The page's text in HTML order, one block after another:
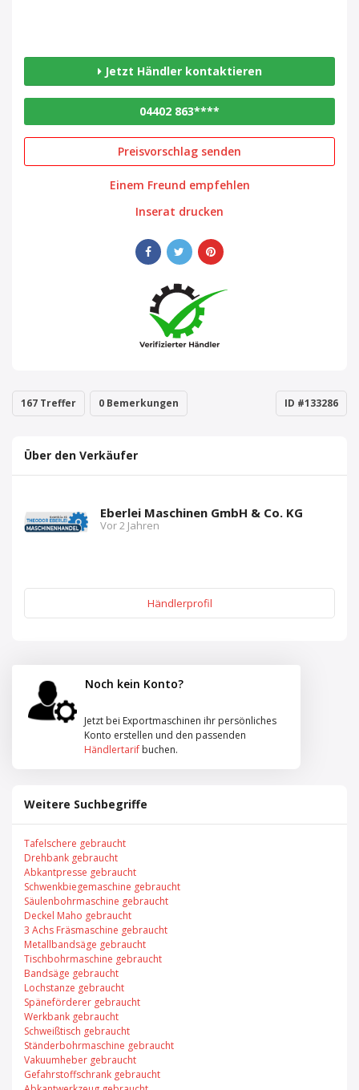
Jetzt Händler kontaktieren
04402 863****
Preisvorschlag senden
Einem Freund empfehlen
Inserat drucken
167 Treffer 0 Bemerkungen ID #133286
Über den Verkäufer
Eberlei Maschinen GmbH & Co. KG
Vor 2 Jahren
Händlerprofil
Noch kein Konto?
Jetzt bei Exportmaschinen ihr persönliches
Konto erstellen und den passenden
Händlertarif buchen.
Weitere Suchbegriffe
Tafelschere gebraucht
Drehbank gebraucht
Abkantpresse gebraucht
Schwenkbiegemaschine gebraucht
Säulenbohrmaschine gebraucht
Deckel Maho gebraucht
3 Achs Fräsmaschine gebraucht
Metallbandsäge gebraucht
Tischbohrmaschine gebraucht
Bandsäge gebraucht
Lochstanze gebraucht
Späneförderer gebraucht
Werkbank gebraucht
Schweißtisch gebraucht
Ständerbohrmaschine gebraucht
Vakuumheber gebraucht
Gefahrstoffschrank gebraucht